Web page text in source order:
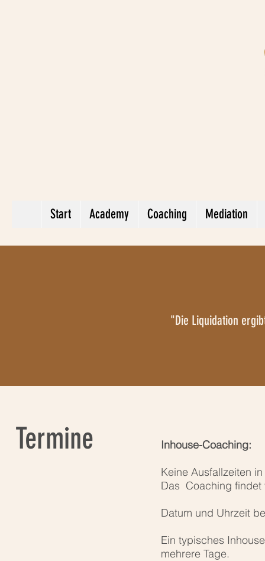
Start Academy Coaching Mediation
"Die Liquidation
Termine
Inhouse-Coaching:
Keine Ausfallzeiten
Das Coaching findet
Datum und Uhrzeit
Ein typisches
mehrere Tage.